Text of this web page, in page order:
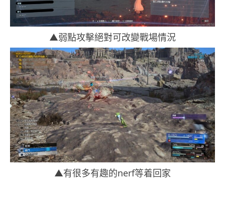
▲弱點攻擊絕對可改變戰場情況
▲有很多有趣的nerf等着回家